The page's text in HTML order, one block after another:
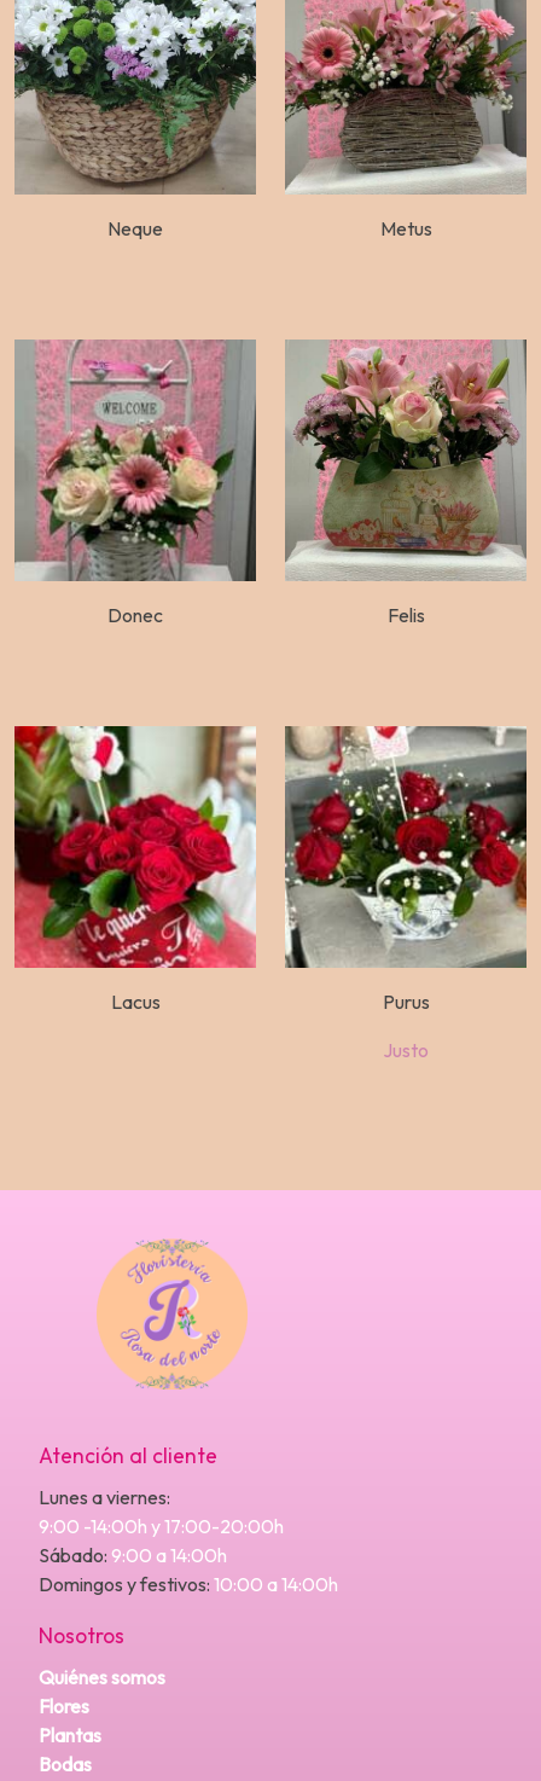
Neque Metus
Donec Felis
Lacus
Purus
Justo
Atención al cliente
Lunes a viernes:
9:00 -14:00h y 17:00-20:00h
Sábado: 9:00 a 14:00h
Domingos y festivos: 10:00 a 14:00h
Nosotros
Quiénes somos
Flores
Plantas
Bodas